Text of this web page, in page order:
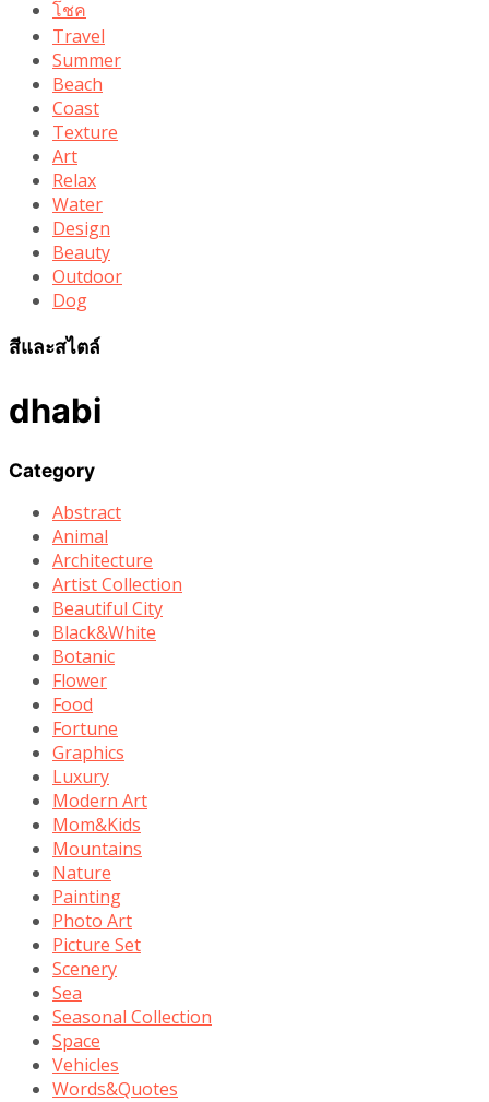
โชค
Travel
Summer
Beach
Coast
Texture
Art
Relax
Water
Design
Beauty
Outdoor
Dog
สีและสไตล์
dhabi
Category
Abstract
Animal
Architecture
Artist Collection
Beautiful City
Black&White
Botanic
Flower
Food
Fortune
Graphics
Luxury
Modern Art
Mom&Kids
Mountains
Nature
Painting
Photo Art
Picture Set
Scenery
Sea
Seasonal Collection
Space
Vehicles
Words&Quotes